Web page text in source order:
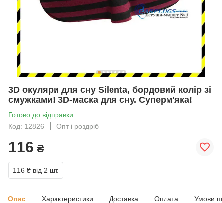
3D окуляри для сну Silenta, бордовий колір зі
смужками! 3D-маска для сну. Суперм'яка!
Готово до відправки
Код: 12826
Опт і роздріб
116 ₴
116 ₴ від 2 шт.
Опис Характеристики Доставка Оплата Умови